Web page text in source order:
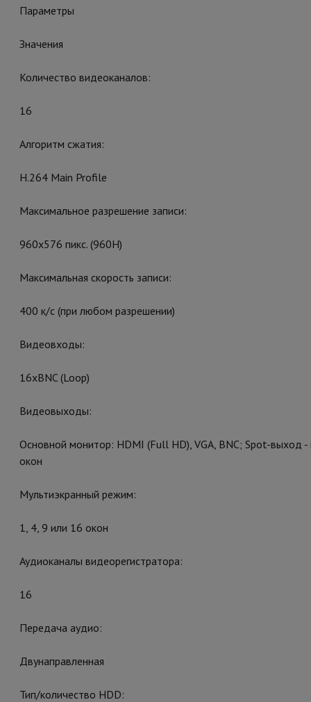
Параметры
Значения
Количество видеоканалов:
16
Алгоритм сжатия:
H.264 Main Profile
Максимальное разрешение записи:
960х576 пикс. (960Н)
Максимальная скорость записи:
400 к/с (при любом разрешении)
Видеовходы:
16xBNC (Loop)
Видеовыходы:
Основной монитор: HDMI (Full HD), VGA, BNC; Spot-
окон
Мультиэкранный режим:
1, 4, 9 или 16 окон
Аудиоканалы видеорегистратора:
16
Передача аудио:
Двунаправленная
Тип/количество HDD: